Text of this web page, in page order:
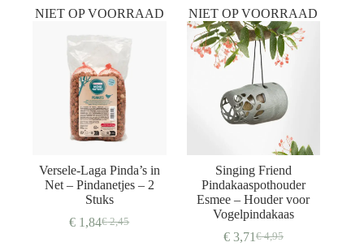
was:
€ 9,95.
is:
€ 7,46.
NIET OP VOORRAAD
Versele-Laga Pinda’s in
Net – Pindanetjes – 2
Stuks
€2,45
Oorspronkelijke
€ 1,84Huidige
NIET OP VOORRAAD
Singing Friend
Pindakaaspothouder
Esmee – Houder voor
Vogelpindakaas
€4,95
Oorspronkelijke
€3,71Huidige